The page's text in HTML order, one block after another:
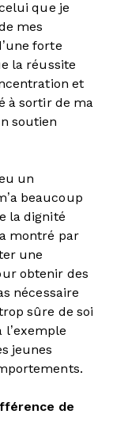
que je
mes
forte
la réussite
et
à sortir de ma
soutien
un
beaucoup
la dignité
montré par
une
obtenir des
nécessaire
sûre de soi
jeunes
de